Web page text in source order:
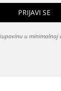
u minimalnoj